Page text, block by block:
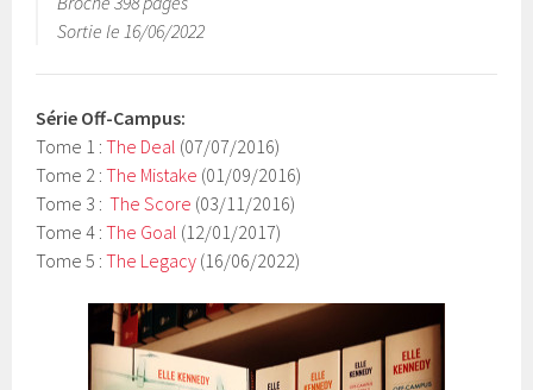
Sortie le 16/06/2022
Série Off-Campus:
Tome 1 :The Deal (07/07/2016)
Tome 2 :The Mistake (01/09/2016)
Tome 3 :The Score (03/11/2016)
Tome 4 :The Goal (12/01/2017)
Tome 5 :The Legacy (16/06/2022)